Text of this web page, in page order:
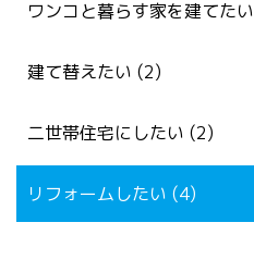
ワンコと暮らす家を建てたい
建て替えたい (2)
二世帯住宅にしたい (2)
リフォームしたい (4)